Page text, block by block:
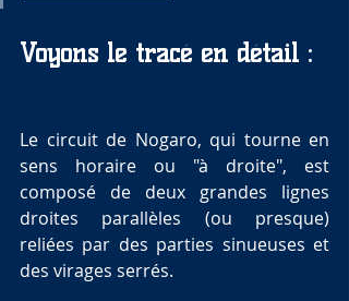
Voyons le tracé en détail :
Le circuit de Nogaro, qui tourne en
sens horaire ou "à droite", est
composé de deux grandes lignes
droites parallèles (ou presque)
reliées par des parties sinueuses et
des virages serrés.